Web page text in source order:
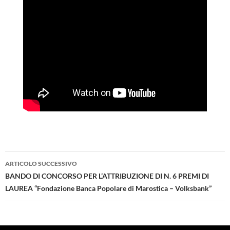
Navigazione
articolo
ARTICOLO SUCCESSIVO
BANDO DI CONCORSO PER L’ATTRIBUZIONE DI N. 6 PREMI DI
LAUREA “Fondazione Banca Popolare di Marostica – Volksbank”